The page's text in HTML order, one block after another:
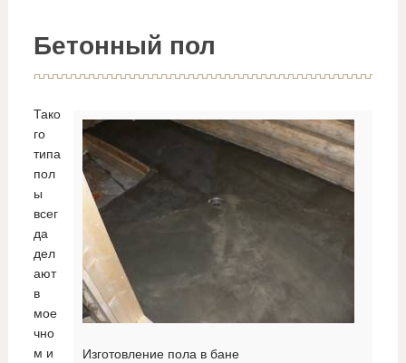
Бетонный пол
Изготовление пола в бане
Тако
го
типа
пол
ы
всег
да
дел
ают
в
мое
чно
м и